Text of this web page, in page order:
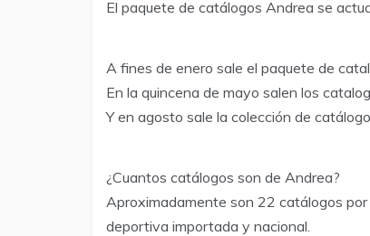
El paquete de catálogos Andrea se
A fines de enero sale el paquete de
En la quincena de mayo salen los
Y en agosto sale la colección de
¿Cuantos catálogos son de Andrea?
Aproximadamente son 22 catálogos
deportiva importada y nacional.